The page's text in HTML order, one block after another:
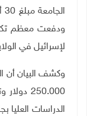
ودفعت معظم
لإسرائيل في
وكشف البيان أن
الدراسات